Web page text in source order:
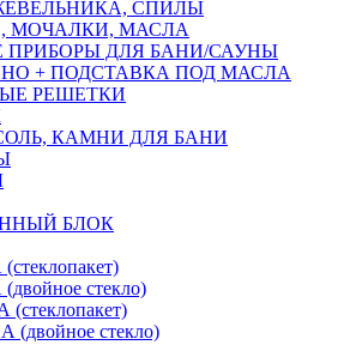
СПИЛЫ
МОЧАЛКИ, МАСЛА
ПРИБОРЫ ДЛЯ БАНИ/САУНЫ
+ ПОДСТАВКА ПОД МАСЛА
РЕШЕТКИ
КАМНИ ДЛЯ БАНИ
БЛОК
стекло)
стекло)